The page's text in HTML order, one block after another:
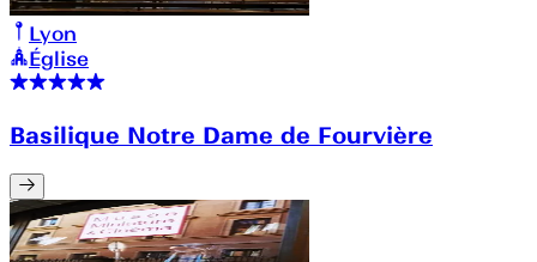
Lyon
Église
Basilique Notre Dame de Fourvière